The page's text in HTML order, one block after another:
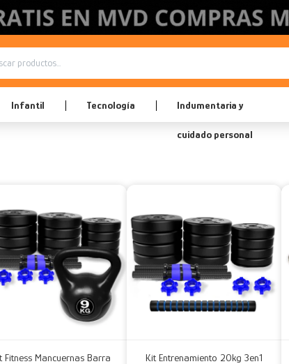
Infantil Tecnología Indumentaria y
cuidado personal
Fitness Mancuernas Barra
Kit Entrenamiento 20kg 3en1